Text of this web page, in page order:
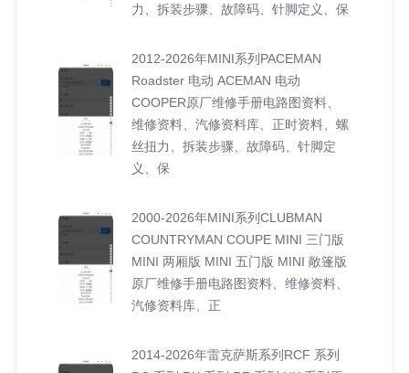
力、拆装步骤、故障码、针脚定义、保
2012-2026年MINI系列PACEMAN
Roadster 电动 ACEMAN 电动
COOPER原厂维修手册电路图资料、
维修资料、汽修资料库、正时资料、螺
丝扭力、拆装步骤、故障码、针脚定
义、保
2000-2026年MINI系列CLUBMAN
COUNTRYMAN COUPE MINI 三门版
MINI 两厢版 MINI 五门版 MINI 敞篷版
原厂维修手册电路图资料、维修资料、
汽修资料库、正
2014-2026年雷克萨斯系列RCF 系列